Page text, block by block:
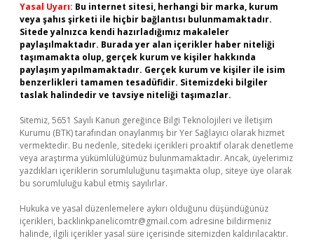
Yasal Uyarı: Bu internet sitesi, herhangi bir marka, kurum
veya şahıs şirketi ile hiçbir bağlantısı bulunmamaktadır.
Sitede yalnızca kendi hazırladığımız makaleler
paylaşılmaktadır. Burada yer alan içerikler haber niteliği
taşımamakta olup, gerçek kurum ve kişiler hakkında
paylaşım yapılmamaktadır. Gerçek kurum ve kişiler ile isim
benzerlikleri tamamen tesadüfidir. Sitemizdeki bilgiler
taslak halindedir ve tavsiye niteliği taşımazlar.
Sitemiz, 5651 Sayılı Kanun gereğince Bilgi Teknolojileri ve İletişim
Kurumu (BTK) tarafından onaylanmış bir Yer Sağlayıcı olarak hizmet
vermektedir. Bu nedenle, sitedeki içerikleri proaktif olarak denetleme
veya araştırma yükümlülüğümüz bulunmamaktadır. Ancak, üyelerimiz
yazdıkları içeriklerin sorumluluğunu taşımakta olup, siteye üye olarak
bu sorumluluğu kabul etmiş sayılırlar.
Hukuka ve yasal düzenlemelere aykırı olduğunu düşündüğünüz
içerikleri, backlinkpanelicomtr@gmail.com adresine bildirmeniz
halinde, ilgili içerikler yasal süre içerisinde sitemizden kaldırılacaktır.